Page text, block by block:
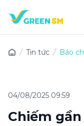
Tin tức Báo
04/08/2025 09:59
Chiếm